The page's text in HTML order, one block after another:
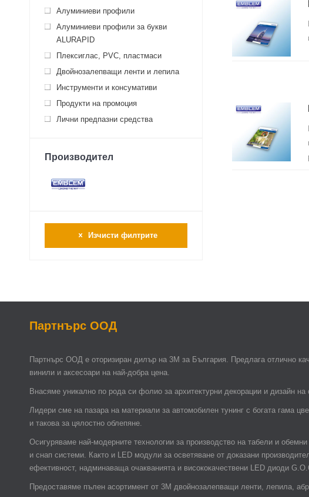
Алуминиеви профили
Алуминиеви профили за букви
ALURAPID
Плексиглас, PVC, пластмаси
Двойнозалепващи ленти и лепила
Инструменти и консумативи
Продукти на промоция
Лични предпазни средства
Производител
Изчисти филтрите
Партнърс ООД
Партнърс ООД e оторизиран дилър на 3М за България. Предлага отлично
винили и аксесоари на най-добра цена.
Внасяме уникално по рода си фолио за архитектурни декорации и дизайн на
Лидери сме на пазара на материали за автомобилен тунинг с богата гама
и такова за цялостно облепяне.
Осигуряваме най-модерните технологии за производство на табели и
и снап системи. Както и LED модули за осветяване от доказани
ефективност, надминаваща очакванията и висококачествени LED диоди
Предоставяме пълен асортимент от 3М двойнозалепващи ленти, лепила,